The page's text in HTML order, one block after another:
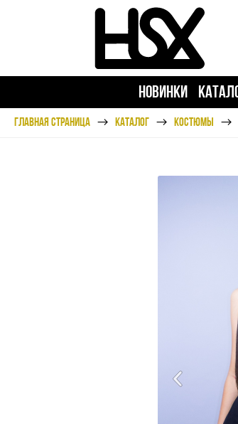
НОВИНКИ
ГЛАВНАЯ СТРАНИЦА КАТАЛОГ КОСТЮМЫ